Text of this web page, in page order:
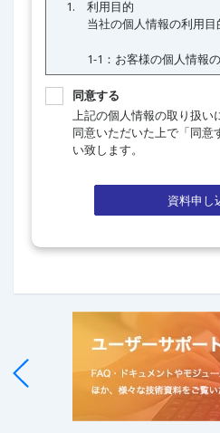
同意する
上記の個人情報の取り扱い
同意いただいた上で「同意
い致します。
資料申し